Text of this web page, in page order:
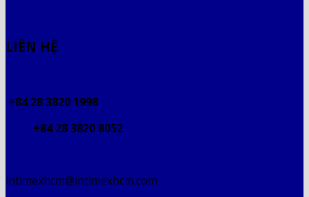
LIÊN HỆ
+84 28 3820 1998
+84 28 3820 8052
intimexhcm@intimexhcm.com